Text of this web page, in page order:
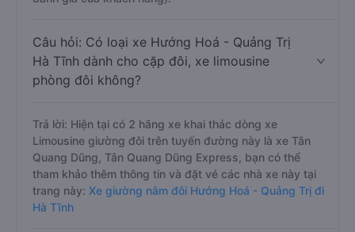
Câu hỏi: Có loại xe Hướng Hoá - Quảng Trị
Hà Tĩnh dành cho cặp đôi, xe limousine
phòng đôi không?
Trả lời: Hiện tại có 2 hãng xe khai thác dòng xe
Limousine giường đôi trên tuyến đường này là xe Tân
Quang Dũng, Tân Quang Dũng Express, bạn có thể
tham khảo thêm thông tin và đặt vé các nhà xe này tại
trang này: Xe giường nằm đôi Hướng Hoá - Quảng Trị đi
Hà Tĩnh